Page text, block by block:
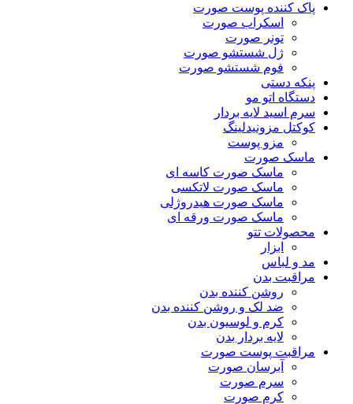
پاک کننده پوست صورت
اسکراب صورت
تونر صورت
ژل شستشو صورت
فوم شستشو صورت
پنکه دستی
دستگاه اتو مو
سرم اسید لایه بردار
کوکتل مزونیدلینگ
مزو پوست
ماسک صورت
ماسک صورت کاسه ای
ماسک صورت لاتکسی
ماسک صورت هیدروژلی
ماسک صورت ورقه ای
محصولات تتو
ابزار
مد و لباس
مراقبت بدن
روشن کننده بدن
ضد لک و روشن کننده بدن
کرم و لوسیون بدن
لایه بردار بدن
مراقبت پوست صورت
آبرسان صورت
سرم صورت
کرم صورت